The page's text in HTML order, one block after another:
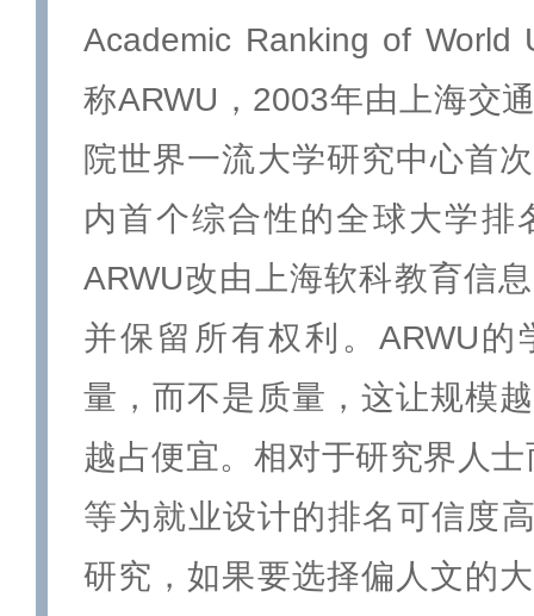
Academic Ranking of World
称ARWU，2003年由上海交
院世界一流大学研究中心首
内首个综合性的全球大学排
ARWU改由上海软科教育信
并保留所有权利。ARWU
量，而不是质量，这让规模
越占便宜。相对于研究界人
等为就业设计的排名可信度
研究，如果要选择偏人文的